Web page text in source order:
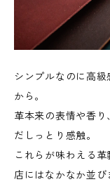
シンプルなのに高
から。
革本来の表情や香
だしっとり感触。
これらが味わえる
店にはなかなか並び